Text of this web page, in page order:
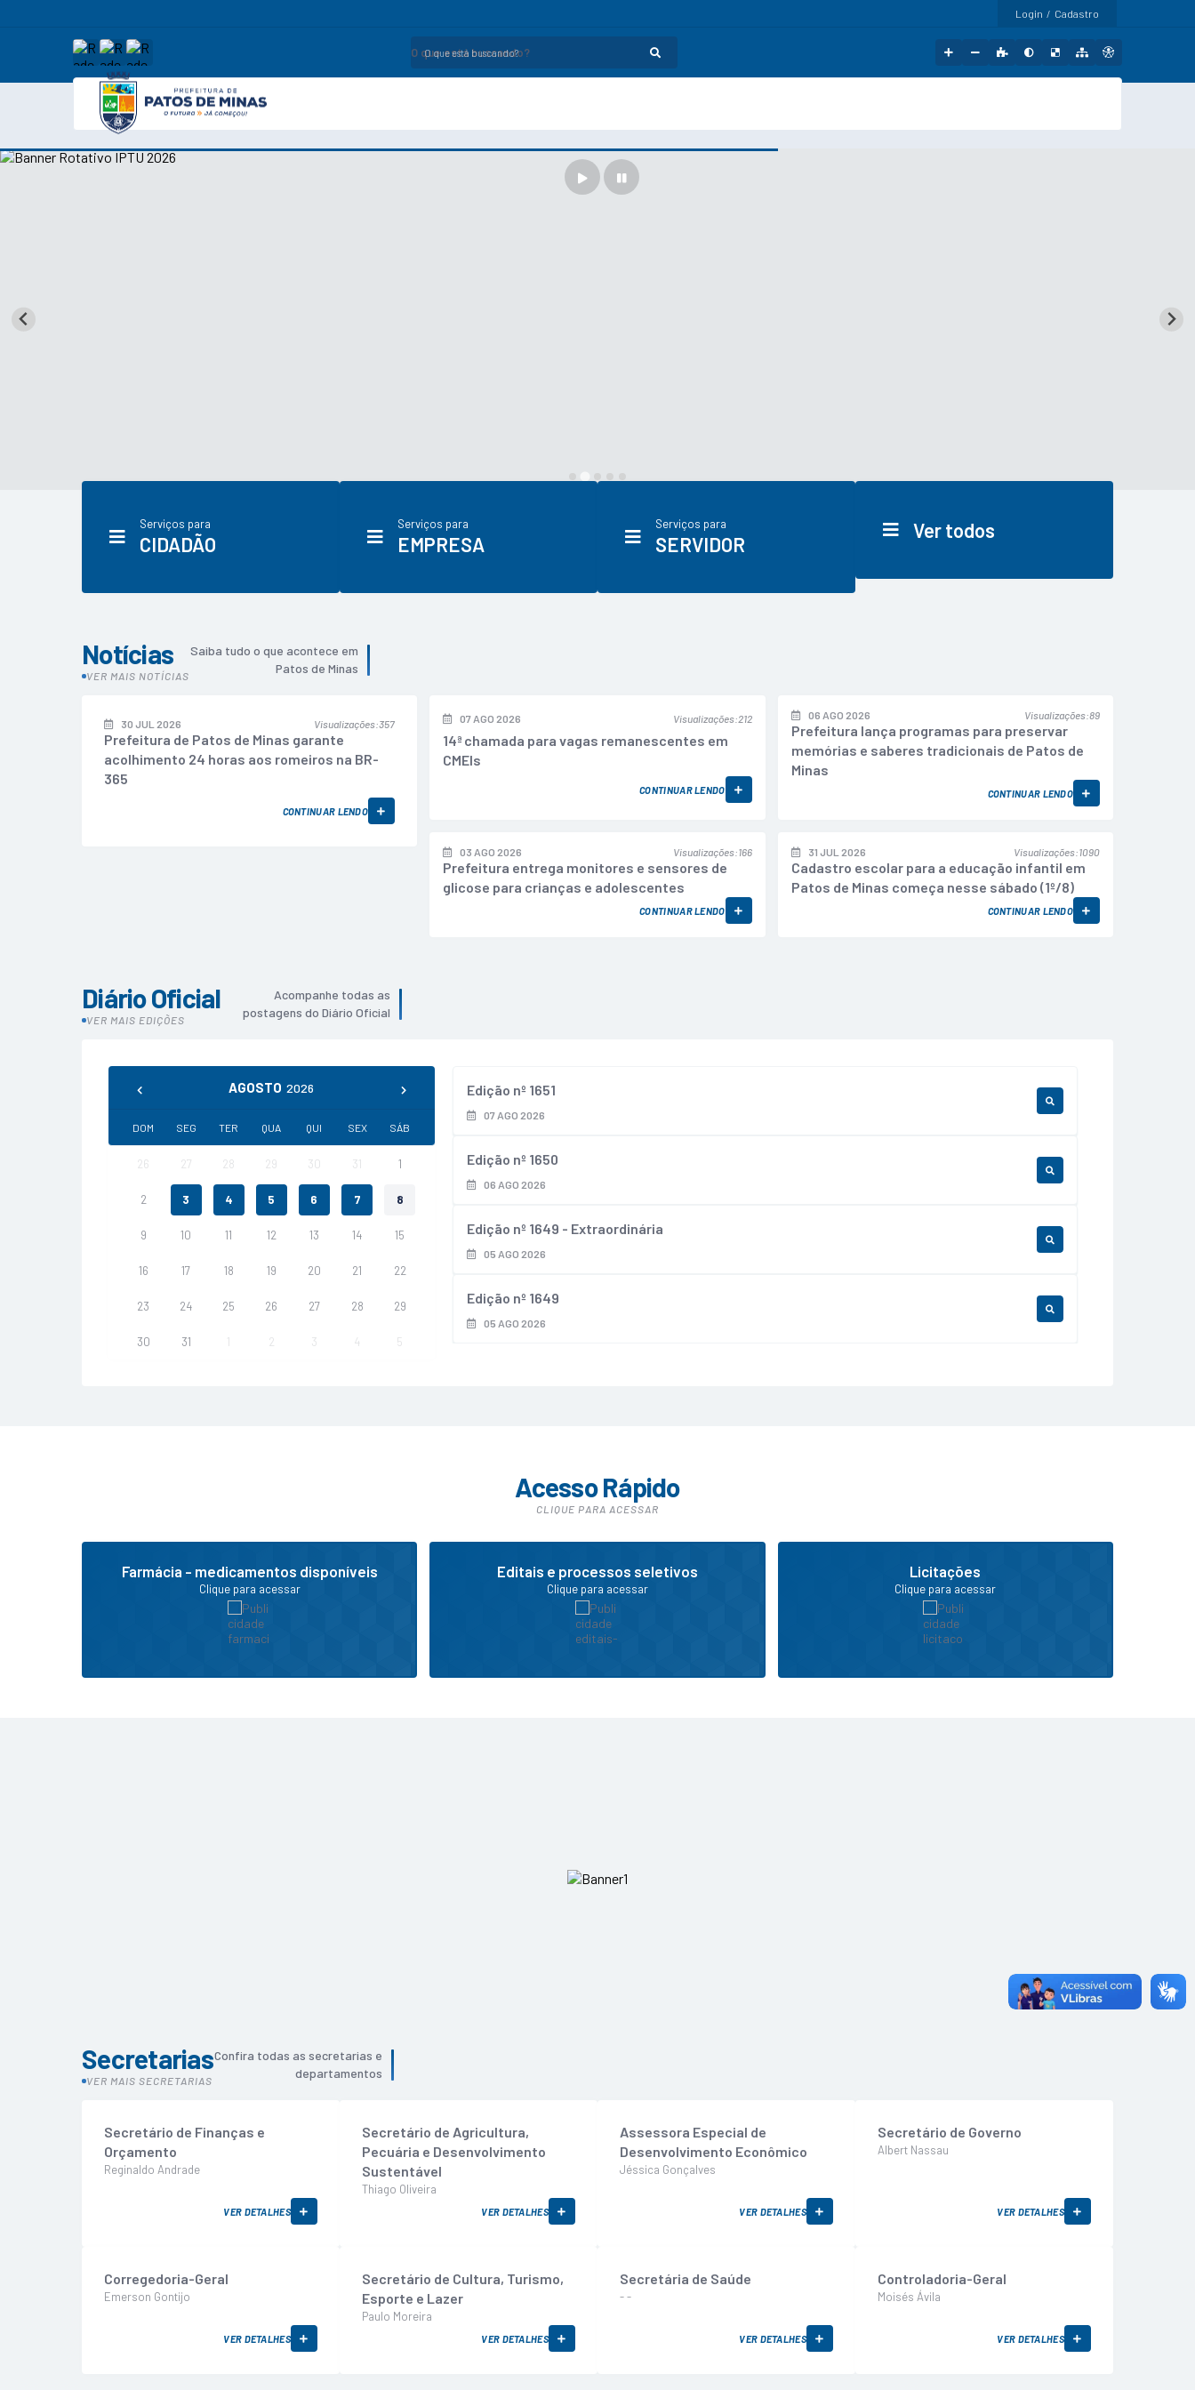
Login / Cadastro
O que está buscando?
CIDADÃO
Serviços para
EMPRESA
Serviços para
SERVIDOR
Serviços para Ver todos
Notícias
VER MAIS NOTÍCIAS
Saiba tudo o que acontece em
Patos de Minas
14ª chamada para vagas remanescentes em
CMEIs
07 AGO 2026 212
Visualizações
CONTINUAR LENDO
Prefeitura lança programas para preservar
memórias e saberes tradicionais de Patos de
Minas
06 AGO 2026 89
Visualizações
CONTINUAR LENDO
Prefeitura entrega monitores e sensores de
glicose para crianças e adolescentes
03 AGO 2026 166
Visualizações
CONTINUAR LENDO
Cadastro escolar para a educação infantil em
Patos de Minas começa nesse sábado (1º/8)
31 JUL 2026 1090
Visualizações
CONTINUAR LENDO
Prefeitura de Patos de Minas garante
acolhimento 24 horas aos romeiros na BR-
365
30 JUL 2026 357
Visualizações
CONTINUAR LENDO
Diário Oficial
VER MAIS EDIÇÕES
Acompanhe todas as
postagens do Diário Oficial
AGOSTO 2026
DOM SEG TER QUA QUI SEX SÁB
26 27 28 29 30 31 1
2 3 4 5 6 7 8
9 10 11 12 13 14 15
16 17 18 19 20 21 22
23 24 25 26 27 28 29
30 31 1 2 3 4 5
Edição nº 1651
07 AGO 2026
Edição nº 1650
06 AGO 2026
Edição nº 1649 - Extraordinária
05 AGO 2026
Edição nº 1649
05 AGO 2026
Acesso Rápido
CLIQUE PARA ACESSAR
Farmácia - medicamentos disponíveis
Clique para acessar
Editais e processos seletivos
Clique para acessar
Licitações
Clique para acessar
Secretarias
VER MAIS SECRETARIAS
Confira todas as secretarias e
departamentos
Secretário de Finanças e
Orçamento
Reginaldo Andrade
VER DETALHES
Secretário de Agricultura,
Pecuária e Desenvolvimento
Sustentável
Thiago Oliveira
VER DETALHES
Assessora Especial de
Desenvolvimento Econômico
Jéssica Gonçalves
VER DETALHES
Secretário de Governo
Albert Nassau
VER DETALHES
Corregedoria-Geral
Emerson Gontijo
VER DETALHES
Secretário de Cultura, Turismo,
Esporte e Lazer
Paulo Moreira
VER DETALHES
Secretária de Saúde
- -
VER DETALHES
Controladoria-Geral
Moisés Ávila
VER DETALHES